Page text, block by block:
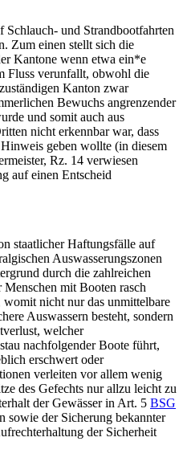
und Strandbootfahrten
Zum einen stellt sich die
Kantone wenn etwa ein*e
Fluss verunfallt, obwohl die
Kanton zwar
Bewuchs angrenzender
und somit auch aus
nicht erkennbar war, dass
geben wollte (in diesem
, Rz. 14 verwiesen
auf einen Entscheid
staatlicher Haftungsfälle auf
Auswasserungszonen
durch die zahlreichen
mit Booten rasch
nicht nur das unmittelbare
Auswassern besteht, sondern
welcher
nachfolgender Boote führt,
erschwert oder
verleiten vor allem wenig
des Gefechts nur allzu leicht zu
der Gewässer in Art. 5 BSG
sowie der Sicherung bekannter
der Sicherheit